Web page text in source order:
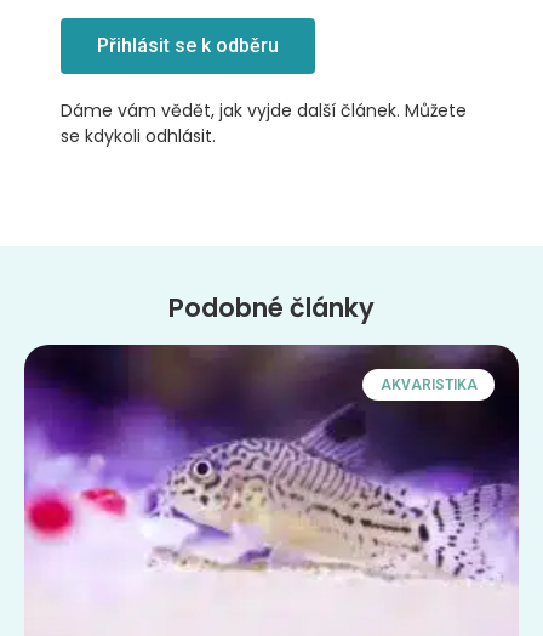
Přihlásit se k odběru
Dáme vám vědět, jak vyjde další článek. Můžete
se kdykoli odhlásit.
Podobné články
AKVARISTIKA